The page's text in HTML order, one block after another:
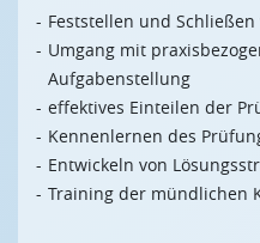
Feststellen und
Umgang mit
Aufgabenstellung
effektives Einteilen der
Kennenlernen des
Entwickeln von
Training der mündlichen